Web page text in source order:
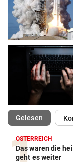
Gelesen
ÖSTERREICH
Das waren die
geht es weiter